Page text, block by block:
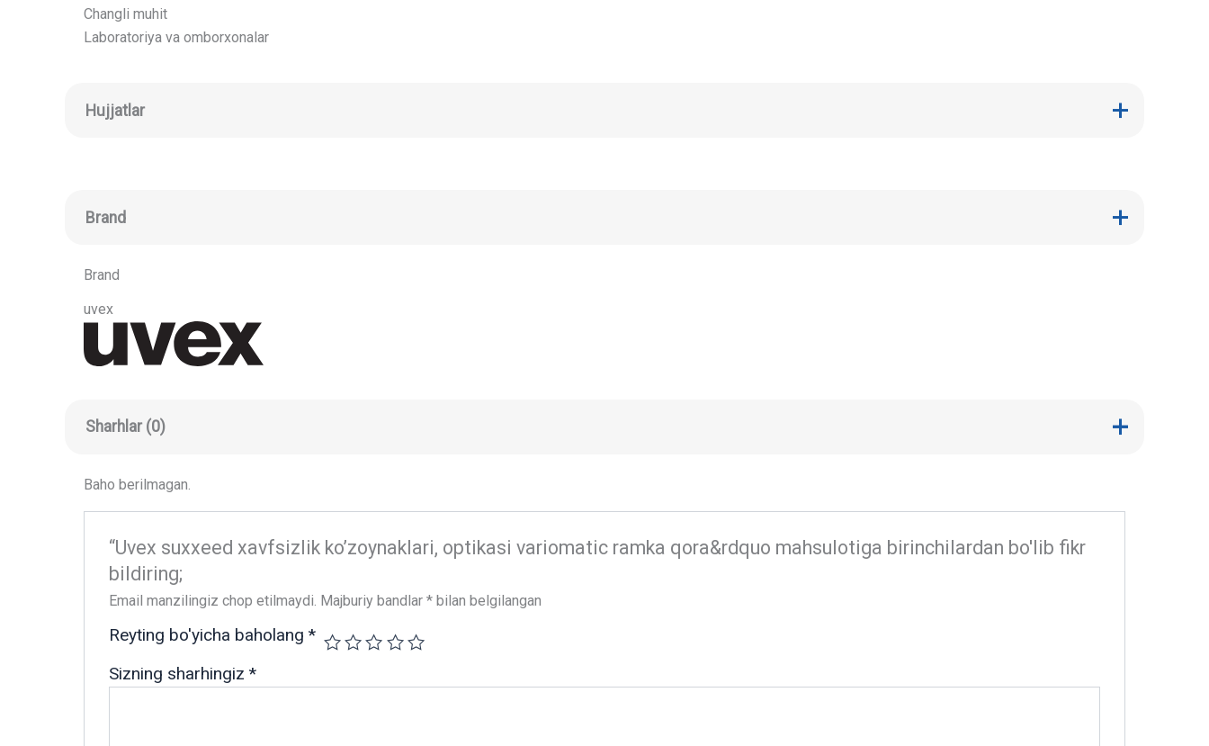
Changli muhit
Laboratoriya va omborxonalar
Hujjatlar
Brand
Brand
uvex
Sharhlar (0)
Baho berilmagan.
“Uvex suxxeed xavfsizlik ko’zoynaklari, optikasi variomatic ramka qora&rdquo mahsulotiga birinchilardan bo'lib fikr
bildiring;
Email manzilingiz chop etilmaydi. Majburiy bandlar *bilan belgilangan
Reyting bo'yicha baholang *
Sizning sharhingiz *